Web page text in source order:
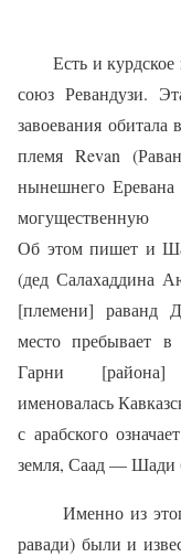
Есть и
союз Ревандузи.
завоевания обитала
племя Revan
нынешнего
могущественную
Об этом пишет и
(дед Салахаддина
[племени] раванд
место пребывает в
Гарни [района]
именовалась
с арабского
земля, Саад — Шади
Именно из
равади) были и